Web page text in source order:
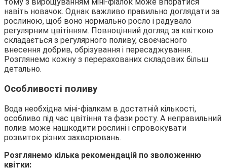
навіть новачок. Однак важливо правильно доглядати за
рослиною, щоб воно нормально росло і радувало
регулярним цвітінням. Повноцінний догляд за квіткою
складається з регулярного поливу, своєчасного
внесення добрив, обрізування і пересаджування.
Розглянемо кожну з перерахованих складових більш
детально.
Особливості поливу
Вода необхідна міні-фіалкам в достатній кількості,
особливо під час цвітіння та фази росту. А неправильний
полив може нашкодити рослині і спровокувати
розвиток різних захворювань.
Розглянемо кілька рекомендацій по зволоженню
квітки: